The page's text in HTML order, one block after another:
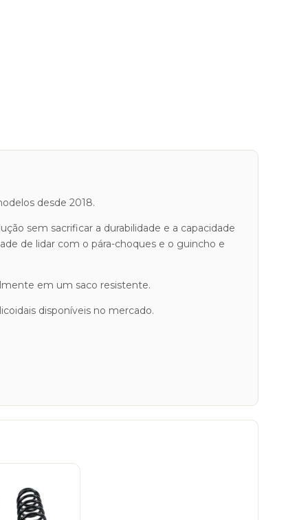
desde 2018.
sem sacrificar a durabilidade e a capacidade
de lidar com o pára-choques e o guincho e
em um saco resistente.
disponíveis no mercado.